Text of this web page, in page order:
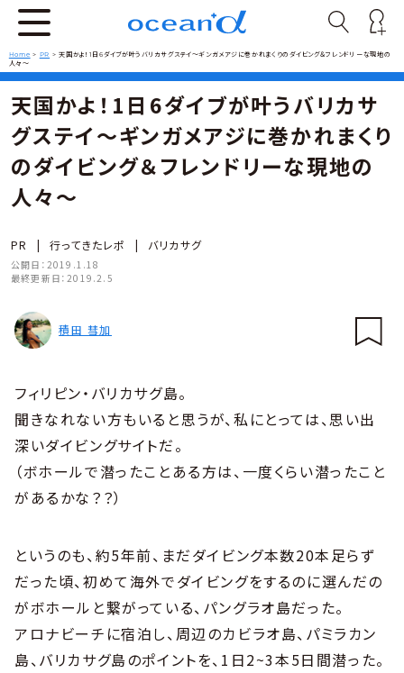
Home > PR >天国かよ！1日6ダイブが叶うバリカサグステイ〜ギンガメアジに巻かれまくりのダイビング＆フレンドリーな現地の
人々〜
天国かよ！1日6ダイブが叶うバリカサ
グステイ〜ギンガメアジに巻かれまくり
のダイビング＆フレンドリーな現地の
人々〜
PR | 行ってきたレポ | バリカサグ
公開日： 2019.1.18
最終更新日： 2019.2.5
積田 彗加
フィリピン・バリカサグ島。
聞きなれない方もいると思うが、私にとっては、思い出
深いダイビングサイトだ。
（ボホールで潜ったことある方は、一度くらい潜ったこと
があるかな？？）
というのも、約5年前、まだダイビング本数20本足らず
だった頃、初めて海外でダイビングをするのに選んだの
がボホールと繋がっている、パングラオ島だった。
アロナビーチに宿泊し、周辺のカビラオ島、パミラカン
島、バリカサグ島のポイントを、1日2~3本5日間潜った。